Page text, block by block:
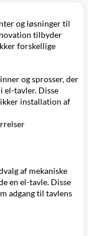
og løsninger til
tilbyder
forskellige
og sprosser, der
el-tavler. Disse
installation af
af mekaniske
en el-tavle. Disse
adgang til tavlens